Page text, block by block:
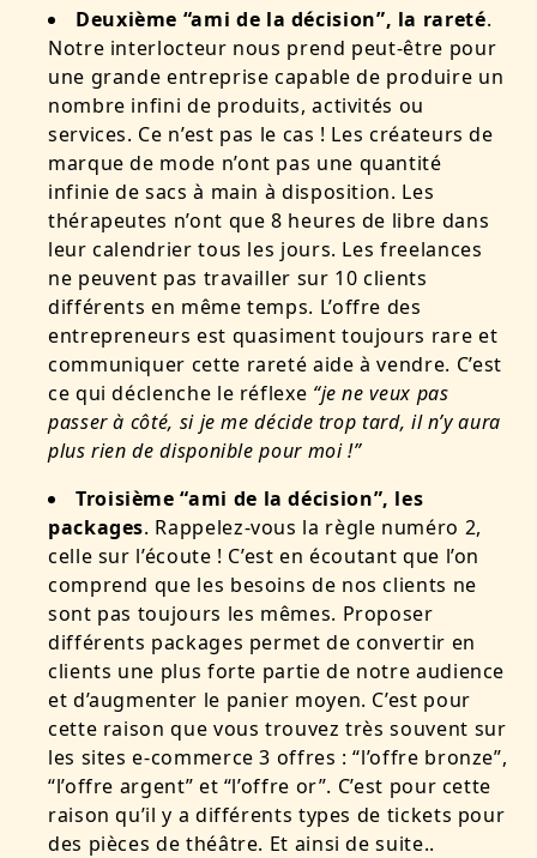
Deuxième “ami de la décision”, la rareté.
Notre interlocteur nous prend peut-être pour
une grande entreprise capable de produire un
nombre infini de produits, activités ou
services. Ce n’est pas le cas ! Les créateurs de
marque de mode n’ont pas une quantité
infinie de sacs à main à disposition. Les
thérapeutes n’ont que 8 heures de libre dans
leur calendrier tous les jours. Les freelances
ne peuvent pas travailler sur 10 clients
différents en même temps. L’offre des
entrepreneurs est quasiment toujours rare et
communiquer cette rareté aide à vendre. C’est
ce qui déclenche le réflexe “je ne veux pas
passer à côté, si je me décide trop tard, il n’y aura
plus rien de disponible pour moi !”
Troisième “ami de la décision”, les
packages. Rappelez-vous la règle numéro 2,
celle sur l’écoute ! C’est en écoutant que l’on
comprend que les besoins de nos clients ne
sont pas toujours les mêmes. Proposer
différents packages permet de convertir en
clients une plus forte partie de notre audience
et d’augmenter le panier moyen. C’est pour
cette raison que vous trouvez très souvent sur
les sites e-commerce 3 offres : “l’offre bronze”,
“l’offre argent” et “l’offre or”. C’est pour cette
raison qu’il y a différents types de tickets pour
des pièces de théâtre. Et ainsi de suite..